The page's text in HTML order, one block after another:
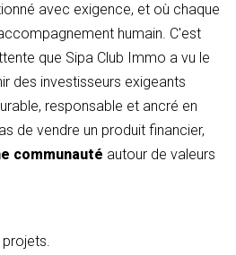
avec exigence, et où chaque
humain. C'est
que Sipa Club Immo a vu le
des investisseurs exigeants
responsable et ancré en
de vendre un produit financier,
communauté autour de valeurs